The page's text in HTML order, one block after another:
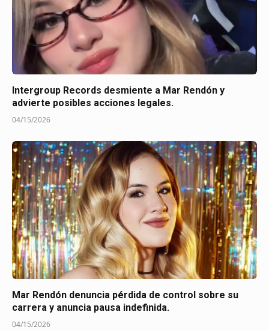
Intergroup Records desmiente a Mar Rendón y
advierte posibles acciones legales.
04/15/2026
Mar Rendón denuncia pérdida de control sobre su
carrera y anuncia pausa indefinida.
04/15/2026